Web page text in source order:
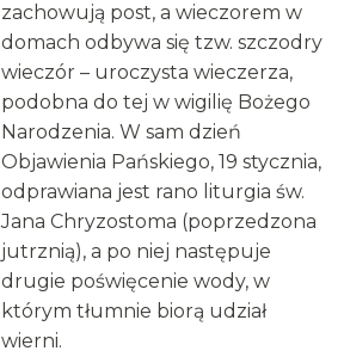
zachowują post, a wieczorem w
domach odbywa się tzw. szczodry
wieczór – uroczysta wieczerza,
podobna do tej w wigilię Bożego
Narodzenia. W sam dzień
Objawienia Pańskiego, 19 stycznia,
odprawiana jest rano liturgia św.
Jana Chryzostoma (poprzedzona
jutrznią), a po niej następuje
drugie poświęcenie wody, w
którym tłumnie biorą udział
wierni.